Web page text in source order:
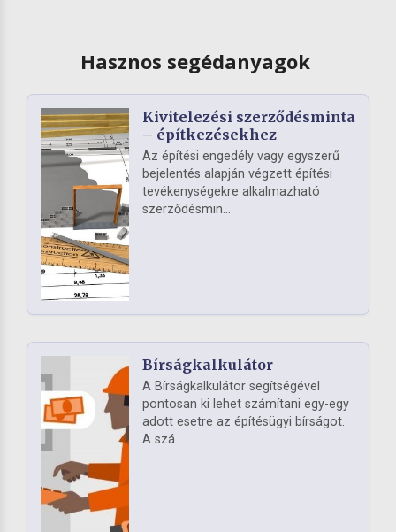
Hasznos segédanyagok
Kivitelezési szerződésminta
– építkezésekhez
Az építési engedély vagy egyszerű
bejelentés alapján végzett építési
tevékenységekre alkalmazható
szerződésmin...
Bírságkalkulátor
A Bírságkalkulátor segítségével
pontosan ki lehet számítani egy-egy
adott esetre az építésügyi bírságot.
A szá...